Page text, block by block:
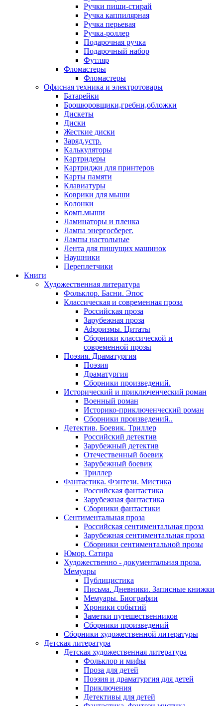
Ручки пиши-стирай
Ручка каппилярная
Ручка перьевая
Ручка-роллер
Подарочная ручка
Подарочный набор
Футляр
Фломастеры
Фломастеры
Офисная техника и электротовары
Батарейки
Брошюровщики,гребни,обложки
Дискеты
Диски
Жесткие диски
Заряд.устр.
Калькуляторы
Картридеры
Картриджи для принтеров
Карты памяти
Клавиатуры
Коврики для мыши
Колонки
Комп.мыши
Ламинаторы и пленка
Лампа энергосберег.
Лампы настольные
Лента для пишущих машинок
Наушники
Переплетчики
Книги
Художественная литература
Фольклор. Басни. Эпос
Классическая и современная проза
Российская проза
Зарубежная проза
Афоризмы. Цитаты
Сборники классической и
современной прозы
Поэзия. Драматургия
Поэзия
Драматургия
Сборники произведений.
Исторический и приключенческий роман
Военный роман
Историко-приключенческий роман
Сборники произведений..
Детектив. Боевик. Триллер
Российский детектив
Зарубежный детектив
Отечественный боевик
Зарубежный боевик
Триллер
Фантастика. Фэнтези. Мистика
Российская фантастика
Зарубежная фантастика
Сборники фантастики
Сентиментальная проза
Российская сентиментальная проза
Зарубежная сентиментальная проза
Сборники сентиментальной прозы
Юмор. Сатира
Художественно - документальная проза.
Мемуары
Публицистика
Письма. Дневники. Записные книжки
Мемуары. Биографии
Хроники событий
Заметки путешественников
Сборники произведений
Сборники художественной литературы
Детская литература
Детская художественная литература
Фольклор и мифы
Проза для детей
Поэзия и драматургия для детей
Приключения
Детективы для детей